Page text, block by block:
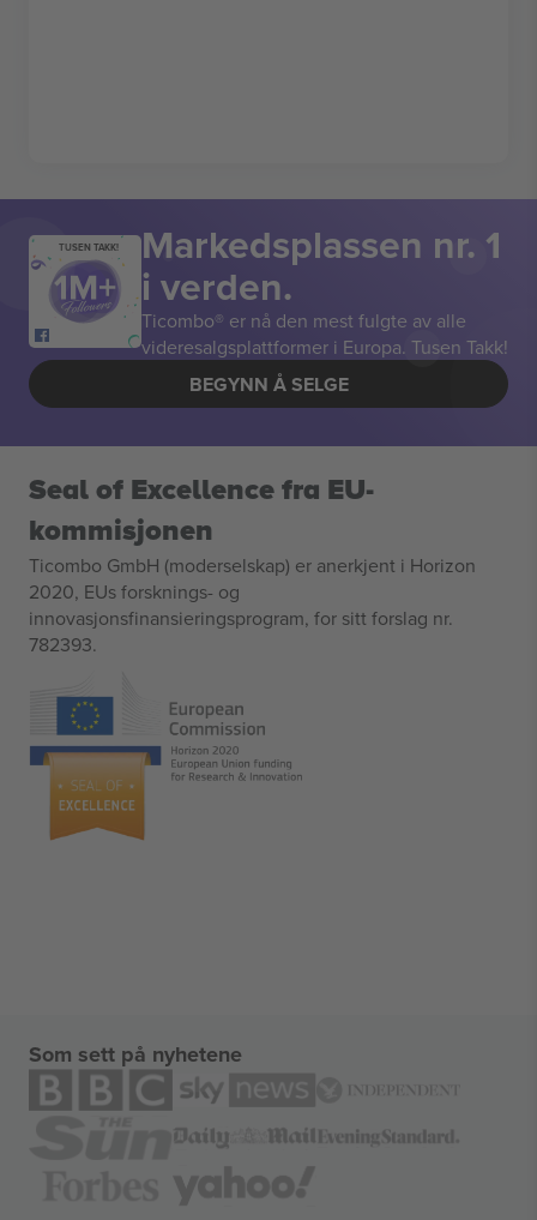
TUSEN TAKK! Markedsplassen nr. 1
i verden.
Ticombo® er nå den mest fulgte av alle
videresalgsplattformer i Europa. Tusen Takk!
BEGYNN Å SELGE
Seal of Excellence fra EU-
kommisjonen
Ticombo GmbH (moderselskap) er anerkjent i Horizon
2020, EUs forsknings- og
innovasjonsfinansieringsprogram, for sitt forslag nr.
782393.
Som sett på nyhetene